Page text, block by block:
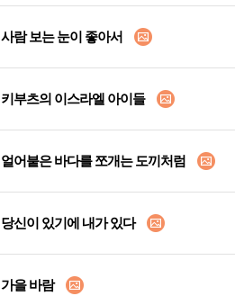
사람 보는 눈이 좋아서
키부츠의 이스라엘 아이들
얼어붙은 바다를 쪼개는 도끼처럼
당신이 있기에 내가 있다
가을 바람